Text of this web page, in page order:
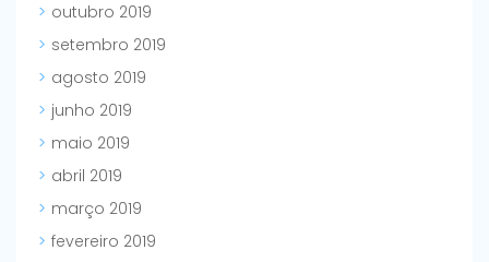
outubro 2019
setembro 2019
agosto 2019
junho 2019
maio 2019
abril 2019
março 2019
fevereiro 2019